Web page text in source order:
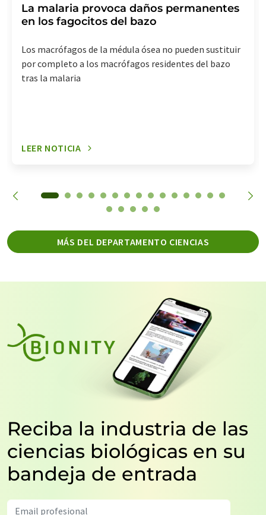
La malaria provoca daños permanentes
en los fagocitos del bazo
Los macrófagos de la médula ósea no pueden sustituir
por completo a los macrófagos residentes del bazo
tras la malaria
LEER NOTICIA
MÁS DEL DEPARTAMENTO CIENCIAS
Reciba la industria de las
ciencias biológicas en su
bandeja de entrada